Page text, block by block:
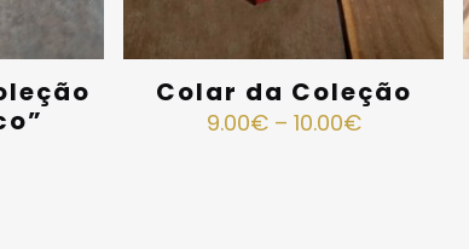
Colar da Coleção
9.00€ – 10.00€